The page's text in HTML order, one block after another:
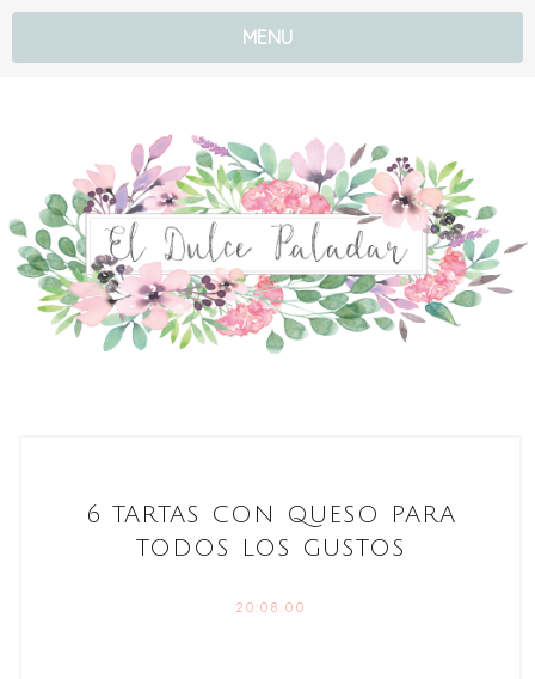
MENU
6 TARTAS CON QUESO PARA
TODOS LOS GUSTOS
20:08:00